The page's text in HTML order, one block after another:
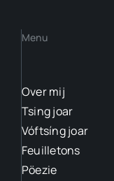
Menu
Over mij
Tsing joar
Vóftsíng joar
Feuilletons
Pöezie